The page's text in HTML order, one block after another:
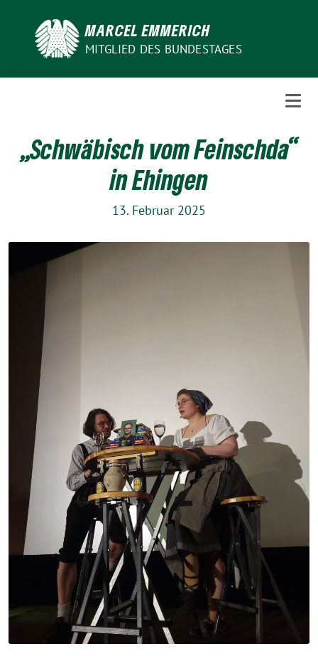
MARCEL EMMERICH
MITGLIED DES BUNDESTAGES
„Schwäbisch vom Feinschda“
in Ehingen
13. Februar 2025